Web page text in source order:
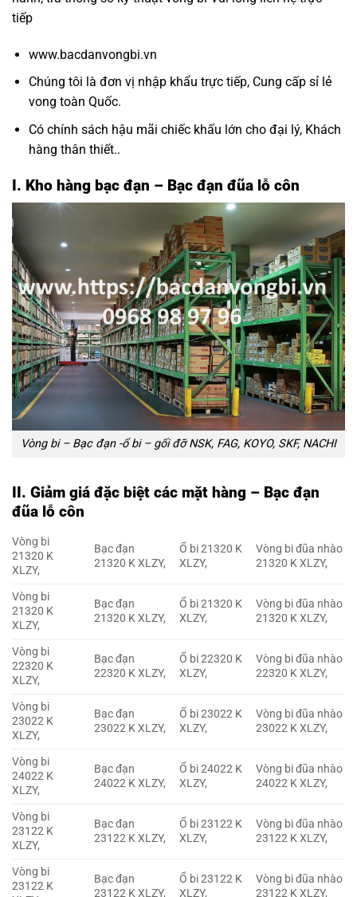
tiếp
www.bacdanvongbi.vn
Chúng tôi là đơn vị nhập khẩu trực tiếp, Cung cấp sỉ lẻ
vong toàn Quốc.
Có chính sách hậu mãi chiếc khấu lớn cho đại lý, Khách
hàng thân thiết..
I. Kho hàng bạc đạn – Bạc đạn đũa lỗ côn
Vòng bi – Bạc đạn -ổ bi – gối đỡ NSK, FAG, KOYO, SKF, NACHI
II. Giảm giá đặc biệt các mặt hàng – Bạc đạn
đũa lỗ côn
Vòng bi
21320 K
XLZY,
Bạc đạn
21320 K XLZY,
Ổ bi 21320 K
XLZY,
Vòng bi đũa nhào
21320 K XLZY,
Vòng bi
21320 K
XLZY,
Bạc đạn
21320 K XLZY,
Ổ bi 21320 K
XLZY,
Vòng bi đũa nhào
21320 K XLZY,
Vòng bi
22320 K
XLZY,
Bạc đạn
22320 K XLZY,
Ổ bi 22320 K
XLZY,
Vòng bi đũa nhào
22320 K XLZY,
Vòng bi
23022 K
XLZY,
Bạc đạn
23022 K XLZY,
Ổ bi 23022 K
XLZY,
Vòng bi đũa nhào
23022 K XLZY,
Vòng bi
24022 K
XLZY,
Bạc đạn
24022 K XLZY,
Ổ bi 24022 K
XLZY,
Vòng bi đũa nhào
24022 K XLZY,
Vòng bi
23122 K
XLZY,
Bạc đạn
23122 K XLZY,
Ổ bi 23122 K
XLZY,
Vòng bi đũa nhào
23122 K XLZY,
Vòng bi
23122 K
Bạc đạn
23122 K XLZY,
Ổ bi 23122 K
XLZY,
Vòng bi đũa nhào
23122 K XLZY,